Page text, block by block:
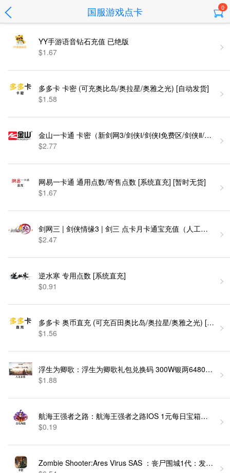
国服游戏点卡 0
YY手游语音钻石充值 已绝版
$1.67
多多卡 卡密 (可充奥比岛/奥拉星/奥雅之光) [自动发货]
$1.58
金山一卡通 卡密（新剑网3/剑侠Ⅰ/剑侠Ⅰ免费区/剑侠Ⅱ/剑侠
$2.77
网易一卡通 通用点数/寄售点数 [系统直充] [暂时无货]
$1.67
剑网三 | 剑侠情缘3 | 剑三 点卡月卡通宝充值（人工代充）
$2.47
逆水寒 专用点数 [系统直充]
$0.91
多多卡 奥币直充 (可充百田奥比岛/奥拉星/奥雅之光) [自动
$1.56
浮生为卿歌：浮生为卿歌礼包兑换码 300W银两6480灵玉
$1.88
$0.19
Zombie Shooter:Ares Virus SAS ：丧尸围城1代：发激活